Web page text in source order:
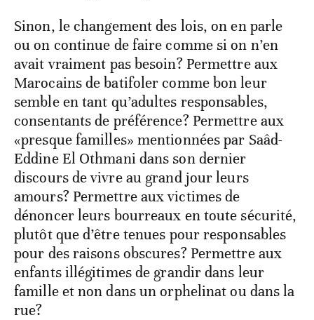
Sinon, le changement des lois, on en parle
ou on continue de faire comme si on n’en
avait vraiment pas besoin? Permettre aux
Marocains de batifoler comme bon leur
semble en tant qu’adultes responsables,
consentants de préférence? Permettre aux
«presque familles» mentionnées par Saâd-
Eddine El Othmani dans son dernier
discours de vivre au grand jour leurs
amours? Permettre aux victimes de
dénoncer leurs bourreaux en toute sécurité,
plutôt que d’être tenues pour responsables
pour des raisons obscures? Permettre aux
enfants illégitimes de grandir dans leur
famille et non dans un orphelinat ou dans la
rue?